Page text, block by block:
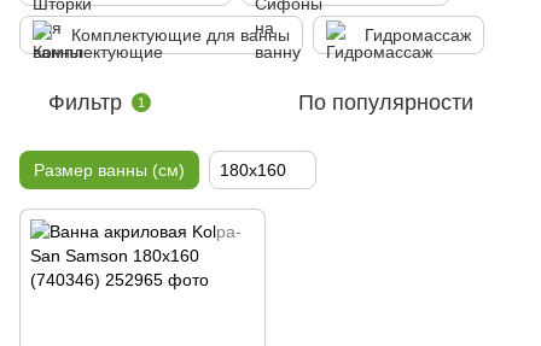
Комплектующие для ванны Гидромассаж
Фильтр 1 По популярности
Размер ванны (см) 180x160